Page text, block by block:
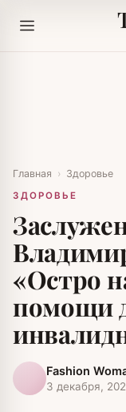
Главная › Здоровье
ЗДОРОВЬЕ
«Остро
помощи
Fashion
3 декабря,